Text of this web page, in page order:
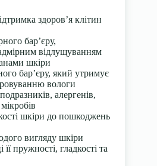
здоров’я клітин
бар’єру,
відлущуванням
шкіри
бар’єру, який утримує
вологи
алергенів,
шкіри до пошкоджень
вигляду шкіри
пружності, гладкості та